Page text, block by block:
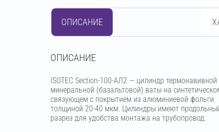
ОПИСАНИЕ
OПИСАНИЕ
ISOTEC Section-100-АЛ2 — цилиндр термонавивной
минеральной (базальтовой) ваты на
связующем с покрытием из алюминиевой фольги
толщиной 20-40 мкм. Цилиндры имеют
разрез для удобства монтажа на трубопровод.